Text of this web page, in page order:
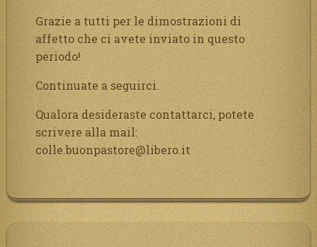
Grazie a tutti per le dimostrazioni di
affetto che ci avete inviato in questo
periodo!
Continuate a seguirci.
Qualora desideraste contattarci, potete
scrivere alla mail:
colle.buonpastore@libero.it